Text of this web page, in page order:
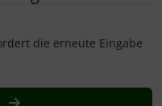
die erneute Eingabe